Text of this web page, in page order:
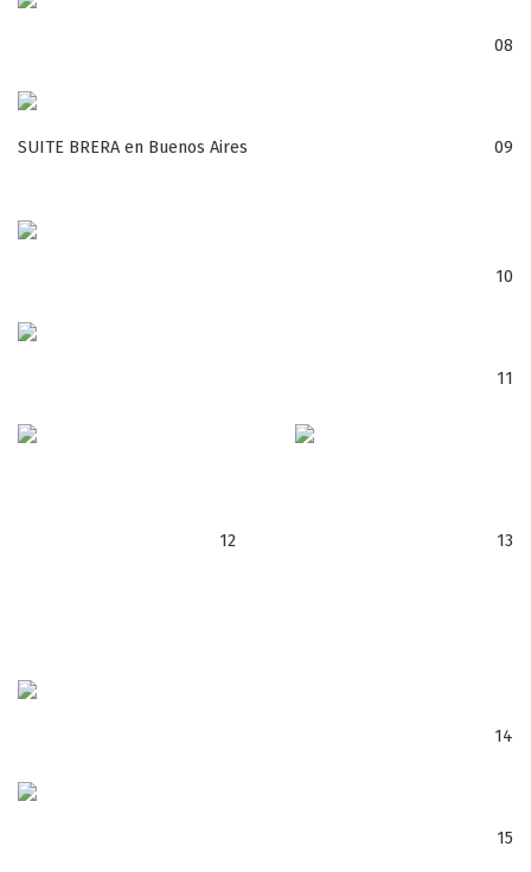
08
SUITE BRERA en Buenos Aires 09
10
11
12 13
14
15